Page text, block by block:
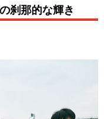
刹那的な輝き